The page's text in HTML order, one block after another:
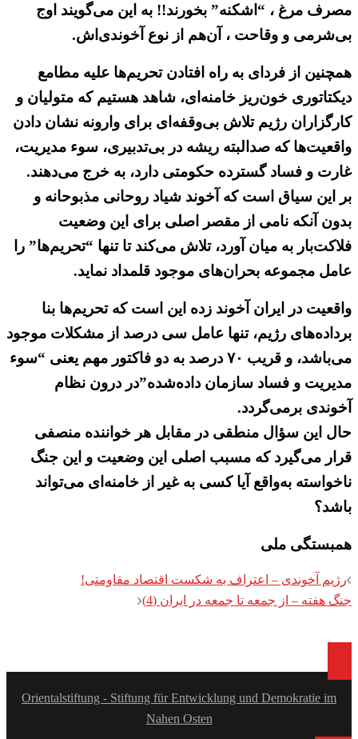
مصرف مرغ ، “اشکنه” بخورند!! به این می‌گویند اوج
بی‌شرمی و وقاحت ، آن‌هم از نوع آخوندی‌اش.
همچنین از فردای به راه افتادن تحریم‌ها علیه مطامع
دیکتاتوری خون‌ریز خامنه‌ای، شاهد هستیم که متولیان و
کارگزاران رژیم تلاش بی‌وقفه‌ای برای وارونه نشان دادن
واقعیت‌ها که صدالبته ریشه در بی‌تدبیری، سوء مدیریت،
غارت و فساد گسترده حکومتی دارد، به خرج می‌دهند.
بر این سیاق است که آخوند شیاد روحانی مذبوحانه و
بدون آنکه نامی از مقصر اصلی برای این وضعیت
فلاکت‌بار به میان آورد، تلاش می‌کند تا تنها “تحریم‌ها” را
عامل مجموعه بحران‌های موجود قلمداد نماید.
واقعیت در ایران آخوند زده این است که تحریم‌ها بنا
برداده‌های رژیم، تنها عامل سی درصد از مشکلات موجود
می‌باشد، و قریب ۷۰ درصد به دو فاکتور مهم یعنی “سوء
مدیریت و فساد سازمان داده‌شده”در درون نظام
آخوندی برمی‌گردد.
حال این سؤال منطقی در مقابل هر خواننده منصفی
قرار می‌گیرد که مسبب اصلی این وضعیت و این جنگ
ناخواسته به‌واقع آیا کسی به غیر از خامنه‌ای می‌تواند
باشد؟
همبستگی ملی
Post
navigation
رژیم آخوندی – اعتراف به شکست اقتصاد مقاومتی!
جنگ هفته – از جمعه تا جمعه در ایران (4)
Orientalstiftung - Stiftung für Entwicklung und Demokratie im
Nahen Osten